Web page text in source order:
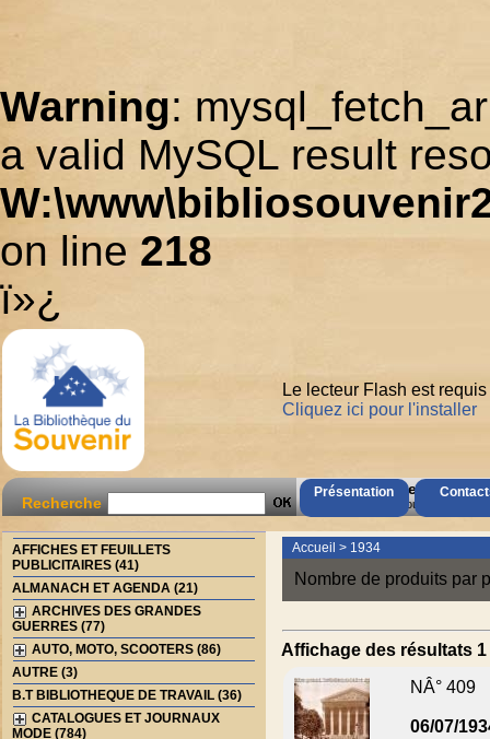
Warning:
a valid MySQL result
on line 218
ï»¿
Présentation
Le lecteur Flash est
Cliquez ici pour l'installer
Recherche
AccÃ¨s Client
Mot de passe oubliÃ© ?
AFFICHES ET FEUILLETS
PUBLICITAIRES (41)
ALMANACH ET AGENDA (21)
ARCHIVES DES GRANDES
GUERRES (77)
AUTO, MOTO, SCOOTERS (86)
AUTRE (3)
B.T BIBLIOTHEQUE DE TRAVAIL (36)
CATALOGUES ET JOURNAUX
MODE (784)
Accueil > 1934
Nombre de produits par
Affichage des résultats
NÂ° 409
06/07/